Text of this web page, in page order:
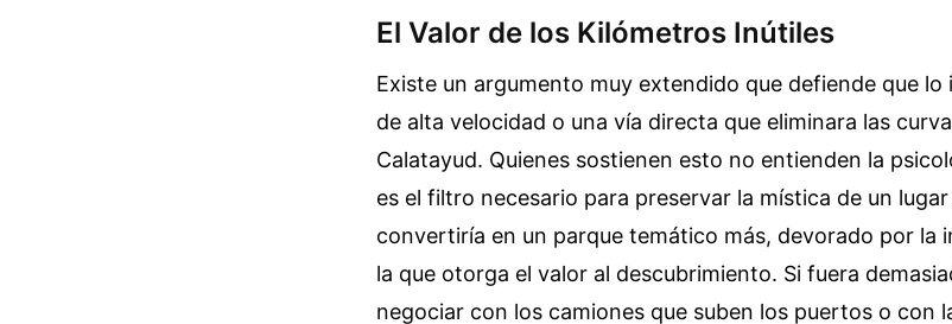
El Valor de los Kilómetros Inútiles
Existe un argumento muy extendido que defiende que lo
de alta velocidad o una vía directa que eliminara las
Calatayud. Quienes sostienen esto no entienden la
es el filtro necesario para preservar la mística de un
convertiría en un parque temático más, devorado por la
la que otorga el valor al descubrimiento. Si fuera
negociar con los camiones que suben los puertos o con